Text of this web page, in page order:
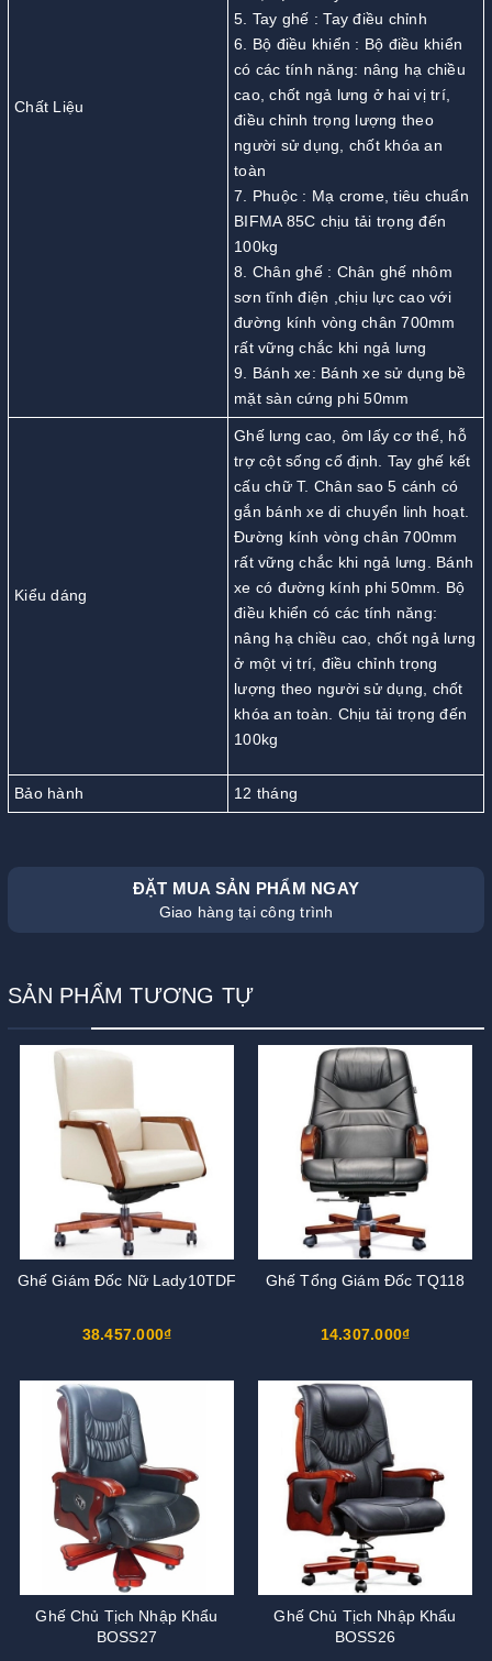
Chất Liệu
5. Tay ghế : Tay điều chỉnh
6. Bộ điều khiển : Bộ điều khiển
có các tính năng: nâng hạ chiều
cao, chốt ngả lưng ở hai vị trí,
điều chỉnh trọng lượng theo
người sử dụng, chốt khóa an
toàn
7. Phuộc : Mạ crome, tiêu chuẩn
BIFMA 85C chịu tải trọng đến
100kg
8. Chân ghế : Chân ghế nhôm
sơn tĩnh điện ,chịu lực cao với
đường kính vòng chân 700mm
rất vững chắc khi ngả lưng
9. Bánh xe: Bánh xe sử dụng bề
mặt sàn cứng phi 50mm
Kiểu dáng
Ghế lưng cao, ôm lấy cơ thể, hỗ
trợ cột sống cố định. Tay ghế kết
cấu chữ T. Chân sao 5 cánh có
gắn bánh xe di chuyển linh hoạt.
Đường kính vòng chân 700mm
rất vững chắc khi ngả lưng. Bánh
xe có đường kính phi 50mm. Bộ
điều khiển có các tính năng:
nâng hạ chiều cao, chốt ngả lưng
ở một vị trí, điều chỉnh trọng
lượng theo người sử dụng, chốt
khóa an toàn. Chịu tải trọng đến
100kg
Bảo hành 12 tháng
ĐẶT MUA SẢN PHẨM NGAY
Giao hàng tại công trình
SẢN PHẨM TƯƠNG TỰ
Ghế Giám Đốc Nữ Lady10TDF
38.457.000₫
Ghế Tổng Giám Đốc TQ118
14.307.000₫
Ghế Chủ Tịch Nhập Khẩu
BOSS27
Ghế Chủ Tịch Nhập Khẩu
BOSS26